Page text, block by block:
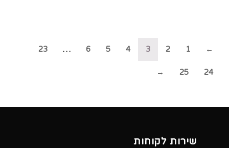
←
1
2
3
4
5
6
…
23
24
25
→
שירות לקוחות